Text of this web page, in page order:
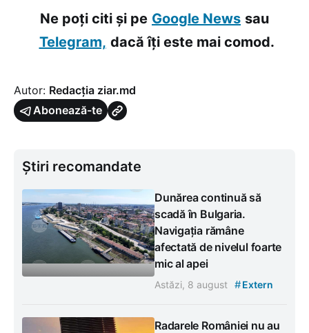
Ne poți citi și pe Google News sau
Telegram, dacă îți este mai comod.
Autor: Redacția ziar.md
Abonează-te
Știri recomandate
Dunărea continuă să
scadă în Bulgaria.
Navigația rămâne
afectată de nivelul foarte
mic al apei
Astăzi, 8 august #Extern
Radarele României nu au